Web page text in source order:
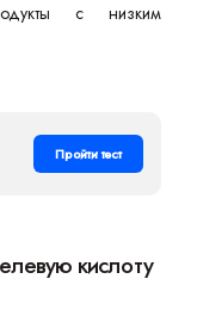
с низким
Пройти тест
кислоту